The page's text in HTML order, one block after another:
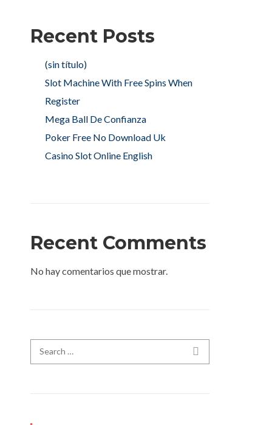
Recent Posts
(sin título)
Slot Machine With Free Spins When
Register
Mega Ball De Confianza
Poker Free No Download Uk
Casino Slot Online English
Recent Comments
No hay comentarios que mostrar.
Search for: